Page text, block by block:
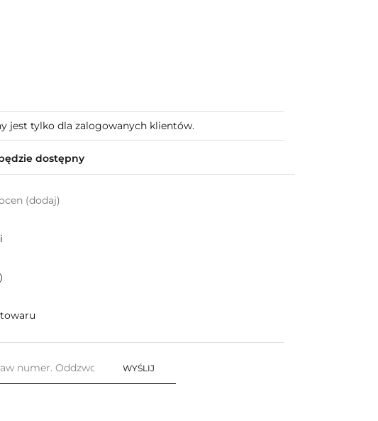
jest tylko dla zalogowanych klientów.
dostępny
(dodaj)
WYŚLIJ